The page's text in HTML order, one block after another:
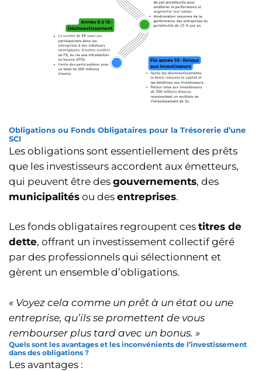
Obligations ou Fonds Obligataires pour la Trésorerie d’une
SCI
Les obligations sont essentiellement des prêts
que les investisseurs accordent aux émetteurs,
qui peuvent être des gouvernements, des
municipalités ou des entreprises.
Les fonds obligataires regroupent ces titres de
dette, offrant un investissement collectif géré
par des professionnels qui sélectionnent et
gèrent un ensemble d’obligations.
« Voyez cela comme un prêt à un état ou une
entreprise, qu’ils se promettent de vous
rembourser plus tard avec un bonus. »
Quels sont les avantages et les inconvénients de l’investissement
dans des obligations ?
Les avantages :